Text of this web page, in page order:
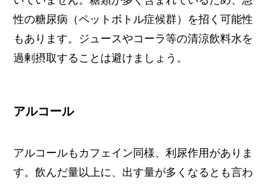
性の糖尿病（ペットボトル症候群）を招く可能性
もあります。ジュースやコーラ等の清涼飲料水を
過剰摂取することは避けましょう。
アルコール
アルコールもカフェイン同様、利尿作用がありま
す。飲んだ量以上に、出す量が多くなるとも言わ